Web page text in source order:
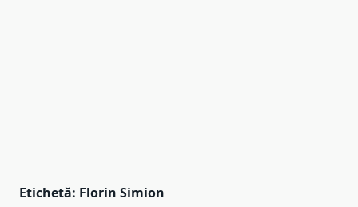
Etichetă: Florin Simion